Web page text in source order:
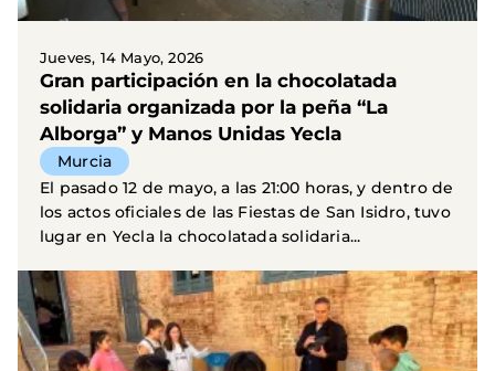
Jueves, 14 Mayo, 2026
Gran participación en la chocolatada
solidaria organizada por la peña “La
Alborga” y Manos Unidas Yecla
Murcia
El pasado 12 de mayo, a las 21:00 horas, y dentro de
los actos oficiales de las Fiestas de San Isidro, tuvo
lugar en Yecla la chocolatada solidaria...